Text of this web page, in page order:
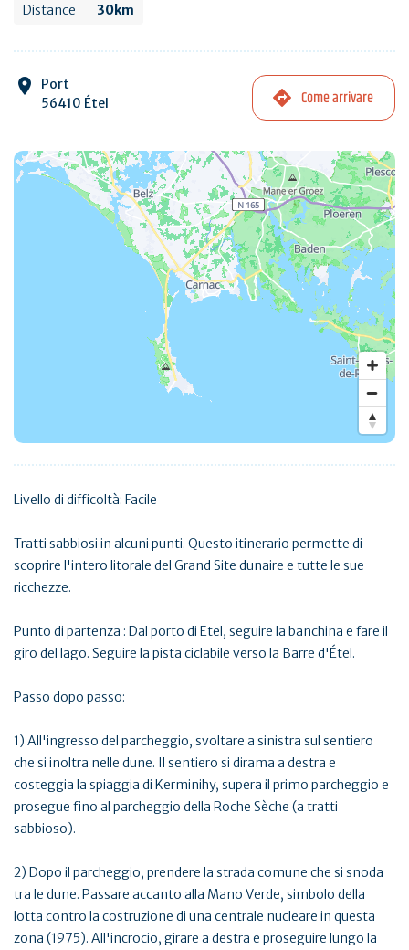
Distance 30km
Port
56410 Étel
Come arrivare
Livello di difficoltà: Facile
Tratti sabbiosi in alcuni punti. Questo itinerario permette di
scoprire l'intero litorale del Grand Site dunaire e tutte le sue
ricchezze.
Punto di partenza : Dal porto di Etel, seguire la banchina e fare il
giro del lago. Seguire la pista ciclabile verso la Barre d'Étel.
Passo dopo passo:
1) All'ingresso del parcheggio, svoltare a sinistra sul sentiero
che si inoltra nelle dune. Il sentiero si dirama a destra e
costeggia la spiaggia di Kerminihy, supera il primo parcheggio e
prosegue fino al parcheggio della Roche Sèche (a tratti
sabbioso).
2) Dopo il parcheggio, prendere la strada comune che si snoda
tra le dune. Passare accanto alla Mano Verde, simbolo della
lotta contro la costruzione di una centrale nucleare in questa
zona (1975). All'incrocio, girare a destra e proseguire lungo la